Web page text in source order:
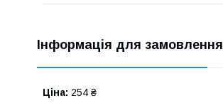
Інформація для замовлення
Ціна: 254 ₴